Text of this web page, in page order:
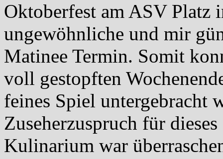
Oktoberfest am ASV Platz
ungewöhnliche und mir
Matinee Termin. Somit
voll gestopften
feines Spiel untergebracht
Zuseherzuspruch für
Kulinarium war